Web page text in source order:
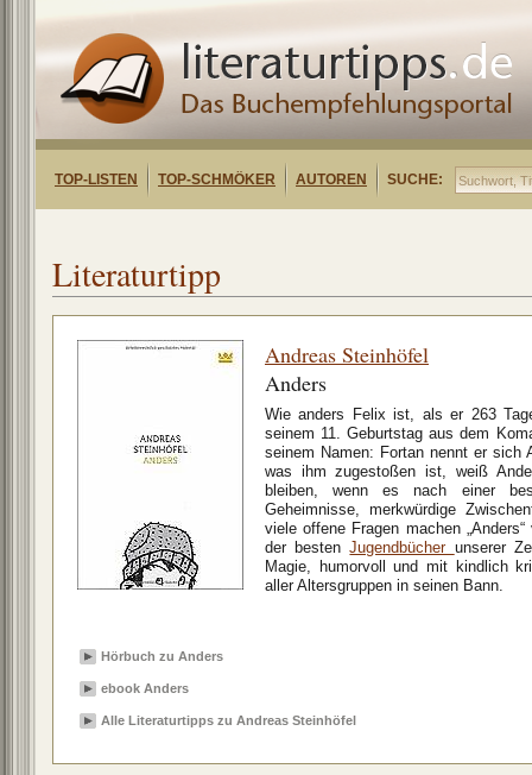
TOP-LISTEN TOP-SCHMÖKER AUTOREN SUCHE:
Literaturtipp
Andreas Steinhöfel
Anders
Wie anders Felix ist, als er 263
seinem 11. Geburtstag aus dem
seinem Namen: Fortan nennt er sich
was ihm zugestoßen ist, weiß
bleiben, wenn es nach einer
Geheimnisse, merkwürdige
viele offene Fragen machen
der bestenJugendbücher unserer
Magie, humorvoll und mit kindlich
aller Altersgruppen in seinen Bann.
Hörbuch zu Anders
ebook Anders
Alle Literaturtipps zu Andreas Steinhöfel